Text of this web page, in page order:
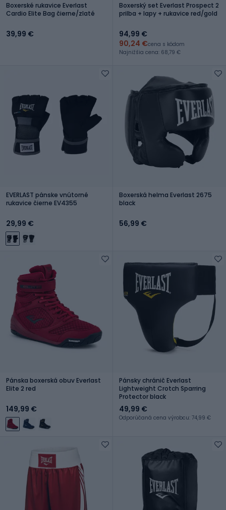
Boxerské rukavice Everlast
Cardio Elite Bag čierne/zlaté
39,99 €
Boxerský set Everlast Prospect 2
prilba + lapy + rukavice red/gold
94,99 €
90,24 €cena s kódom
Najnižšia cena: 68,79 €
EVERLAST pánske vnútorné
rukavice čierne EV4355
29,99 €
Boxerská helma Everlast 2675
black
56,99 €
Pánska boxerská obuv Everlast
Elite 2 red
149,99 €
Pánsky chránič Everlast
Lightweight Crotch Sparring
Protector black
49,99 €
Odporúčaná cena výrobcu: 74,99 €